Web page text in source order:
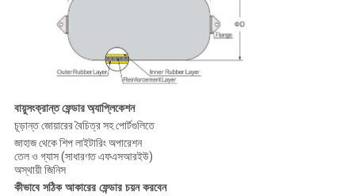
বায়ুসংক্রান্ত ফেন্ডার অ্যাপ্লিকেশন
চূড়ান্ত জোয়ারের বৈচিত্র সহ পোর্টগুলিতে
জাহাজ থেকে শিপ লাইটারিং অপারেশন
তেল ও গ্যাস (সাধারণত এফএসআরইউ)
অস্থায়ী জিনিস
কীভাবে সঠিক আকারের ফেন্ডার চয়ন করবেন